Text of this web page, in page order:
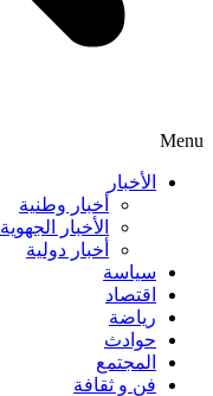
Menu
الأخبار
أخبار وطنية
الأخبار الجهوية
أخبار دولية
سياسة
اقتصاد
رياضة
حوادث
المجتمع
فن و ثقافة